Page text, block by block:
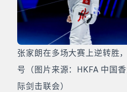
张家朗在多场大赛上逆转胜
号（图片来源：HKFA 中国
际剑击联会）